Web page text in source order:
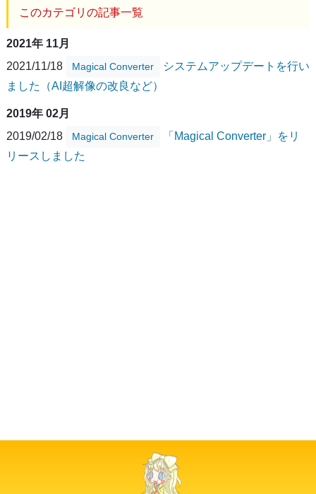
このカテゴリの記事一覧
2021年 11月
2021/11/18
Magical Converter
システムアップデートを行い
ました（AI超解像の改良など）
2019年 02月
2019/02/18
Magical Converter
「Magical Converter」をリ
リースしました